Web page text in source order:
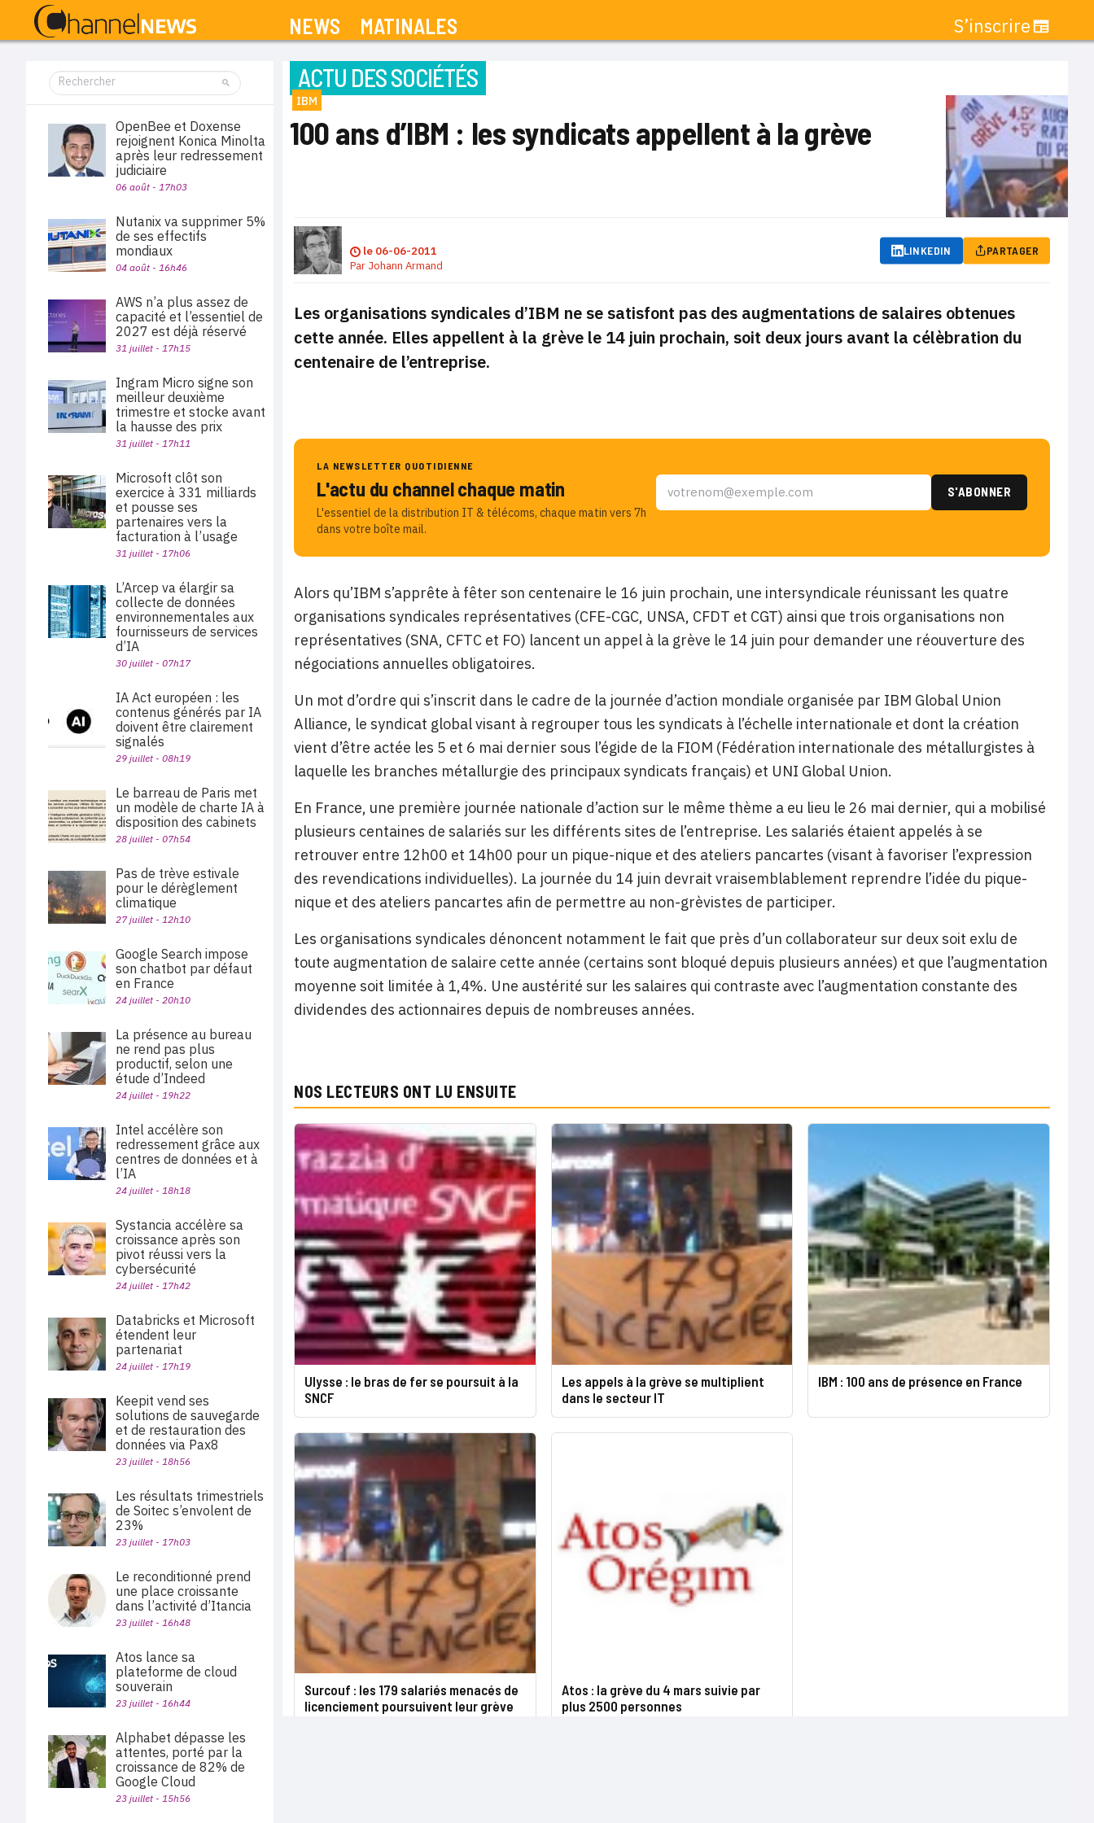
NEWS MATINALES S’inscrire
ACTU DES SOCIÉTÉS
IBM
100 ans d’IBM : les syndicats appellent à la grève
le 06-06-2011
Par Johann Armand
LINKEDIN PARTAGER
Les organisations syndicales d’IBM ne se satisfont pas des augmentations de salaires obtenues
cette année. Elles appellent à la grève le 14 juin prochain, soit deux jours avant la célèbration du
centenaire de l’entreprise.
LA NEWSLETTER QUOTIDIENNE
L'actu du channel chaque matin
L'essentiel de la distribution IT & télécoms, chaque matin vers 7h
dans votre boîte mail.
Alors qu’IBM s’apprête à fêter son centenaire le 16 juin prochain, une intersyndicale réunissant les quatre
organisations syndicales représentatives (CFE-CGC, UNSA, CFDT et CGT) ainsi que trois organisations non
représentatives (SNA, CFTC et FO) lancent un appel à la grève le 14 juin pour demander une réouverture des
négociations annuelles obligatoires.
Un mot d’ordre qui s’inscrit dans le cadre de la journée d’action mondiale organisée par IBM Global Union
Alliance, le syndicat global visant à regrouper tous les syndicats à l’échelle internationale et dont la création
vient d’être actée les 5 et 6 mai dernier sous l’égide de la FIOM (Fédération internationale des métallurgistes à
laquelle les branches métallurgie des principaux syndicats français) et UNI Global Union.
En France, une première journée nationale d’action sur le même thème a eu lieu le 26 mai dernier, qui a mobilisé
plusieurs centaines de salariés sur les différents sites de l’entreprise. Les salariés étaient appelés à se
retrouver entre 12h00 et 14h00 pour un pique-nique et des ateliers pancartes (visant à favoriser l’expression
des revendications individuelles). La journée du 14 juin devrait vraisemblablement reprendre l’idée du pique-
nique et des ateliers pancartes afin de permettre au non-grèvistes de participer.
Les organisations syndicales dénoncent notamment le fait que près d’un collaborateur sur deux soit exlu de
toute augmentation de salaire cette année (certains sont bloqué depuis plusieurs années) et que l’augmentation
moyenne soit limitée à 1,4%. Une austérité sur les salaires qui contraste avec l’augmentation constante des
dividendes des actionnaires depuis de nombreuses années.
NOS LECTEURS ONT LU ENSUITE
Ulysse : le bras de fer se poursuit à la
SNCF
Les appels à la grève se multiplient
dans le secteur IT
IBM : 100 ans de présence en France
Surcouf : les 179 salariés menacés de
licenciement poursuivent leur grève
Atos : la grève du 4 mars suivie par
plus 2500 personnes
OpenBee et Doxense
rejoignent Konica Minolta
après leur redressement
judiciaire
06 août - 17h03
Nutanix va supprimer 5%
de ses effectifs
mondiaux
04 août - 16h46
AWS n’a plus assez de
capacité et l’essentiel de
2027 est déjà réservé
31 juillet - 17h15
Ingram Micro signe son
meilleur deuxième
trimestre et stocke avant
la hausse des prix
31 juillet - 17h11
Microsoft clôt son
exercice à 331 milliards
et pousse ses
partenaires vers la
facturation à l’usage
31 juillet - 17h06
L’Arcep va élargir sa
collecte de données
environnementales aux
fournisseurs de services
d’IA
30 juillet - 07h17
IA Act européen : les
contenus générés par IA
doivent être clairement
signalés
29 juillet - 08h19
Le barreau de Paris met
un modèle de charte IA à
disposition des cabinets
28 juillet - 07h54
Pas de trève estivale
pour le dérèglement
climatique
27 juillet - 12h10
Google Search impose
son chatbot par défaut
en France
24 juillet - 20h10
La présence au bureau
ne rend pas plus
productif, selon une
étude d’Indeed
24 juillet - 19h22
Intel accélère son
redressement grâce aux
centres de données et à
l’IA
24 juillet - 18h18
Systancia accélère sa
croissance après son
pivot réussi vers la
cybersécurité
24 juillet - 17h42
Databricks et Microsoft
étendent leur
partenariat
24 juillet - 17h19
Keepit vend ses
solutions de sauvegarde
et de restauration des
données via Pax8
23 juillet - 18h56
Les résultats trimestriels
de Soitec s’envolent de
23%
23 juillet - 17h03
Le reconditionné prend
une place croissante
dans l’activité d’Itancia
23 juillet - 16h48
Atos lance sa
plateforme de cloud
souverain
23 juillet - 16h44
Alphabet dépasse les
attentes, porté par la
croissance de 82% de
Google Cloud
23 juillet - 15h56